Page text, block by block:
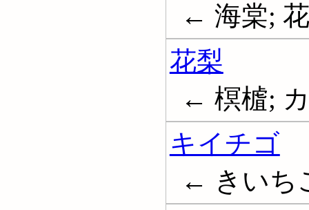
← 海棠;
花梨
← 榠樝;
キイチゴ
← きいち